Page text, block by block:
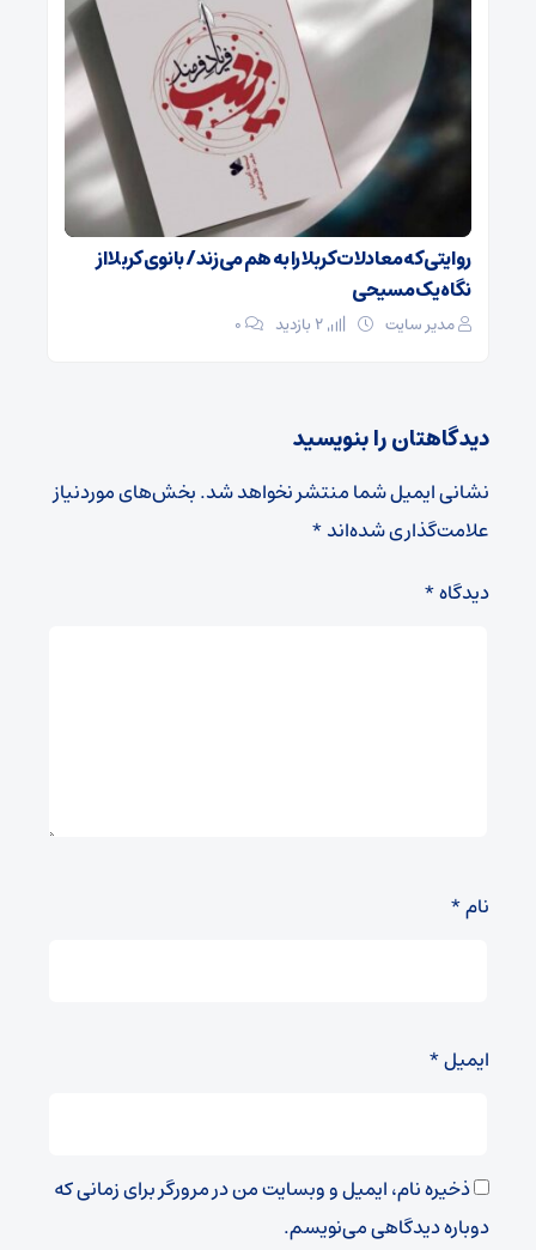
روایتی که معادلات کربلا را به هم می‌زند/ بانوی کربلا از
نگاه یک مسیحی
مدیر سایت ۰
دیدگاهتان را بنویسید
نشانی ایمیل شما منتشر نخواهد شد.بخش‌های موردنیاز
علامت‌گذاری شده‌اند*
دیدگاه*
نام*
ایمیل*
ذخیره نام، ایمیل و وبسایت من در مرورگر برای زمانی که
دوباره دیدگاهی می‌نویسم.